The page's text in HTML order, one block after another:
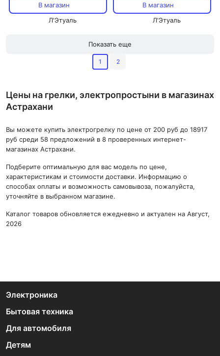
В магазин
Л'Этуаль
В магазин
Л'Этуаль
Показать еще
1 2
Цены на грелки, электропростыни в магазинах
Астрахани
Вы можете купить электрогрелку по цене от 200 руб до 18917
руб среди 58 предложений в 8 проверенных интернет-
магазинах Астрахани.
Подберите оптимальную для вас модель по цене,
характеристикам и стоимости доставки. Информацию о
способах оплаты и возможность самовывоза, пожалуйста,
уточняйте в выбранном магазине.
Каталог товаров обновляется ежедневно и актуален на Август,
2026
Электроника
Бытовая техника
Для автомобиля
Детям